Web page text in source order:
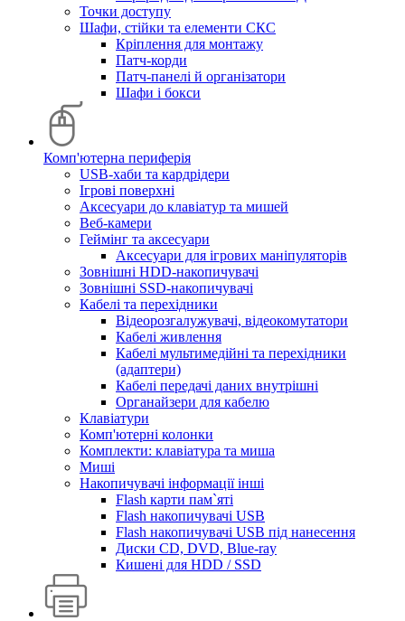
Точки доступу
Шафи, стійки та елементи СКС
Кріплення для монтажу
Патч-корди
Патч-панелі й організатори
Шафи і бокси
Комп'ютерна периферія
USB-хаби та кардрідери
Ігрові поверхні
Аксесуари до клавіатур та мишей
Веб-камери
Геймінг та аксесуари
Аксесуари для ігрових маніпуляторів
Зовнішні HDD-накопичувачі
Зовнішні SSD-накопичувачі
Кабелі та перехідники
Відеорозгалужувачі, відеокомутатори
Кабелі живлення
Кабелі мультимедійні та перехідники
(адаптери)
Кабелі передачі даних внутрішні
Органайзери для кабелю
Клавіатури
Комп'ютерні колонки
Комплекти: клавіатура та миша
Миші
Накопичувачі інформації інші
Flash карти пам`яті
Flash накопичувачі USB
Flash накопичувачі USB під нанесення
Диски CD, DVD, Blue-ray
Кишені для HDD / SSD